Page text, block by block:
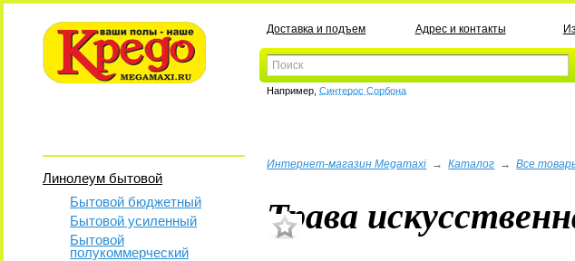
Доставка и подъем Адрес и контакты
Например,Синтерос Сорбона
Линолеум бытовой
Бытовой бюджетный
Бытовой усиленный
Бытовой
полукоммерческий
Интернет-магазин Megamaxi →Каталог →Все
Трава